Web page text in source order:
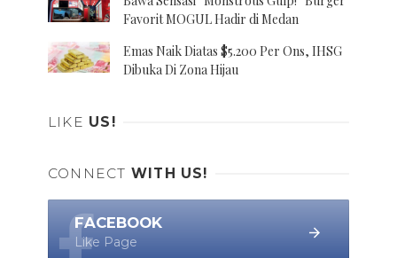
Favorit MOGUL Hadir di Medan
Emas Naik Diatas $5.200 Per Ons, IHSG
Dibuka Di Zona Hijau
LIKE US!
CONNECT WITH US!
FACEBOOK
Like Page